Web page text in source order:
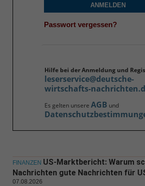
ANMELDEN
Passwort vergessen?
Hilfe bei der Anmeldung und
leserservice@deutsche-
wirtschafts-
Es gelten unsere AGB und
FINANZEN US-Marktbericht: Warum
Nachrichten gute Nachrichten für
07.08.2026